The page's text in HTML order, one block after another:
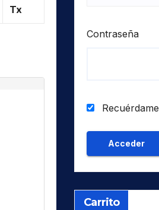
Tx
Contraseña
Recuérdame
Carrito